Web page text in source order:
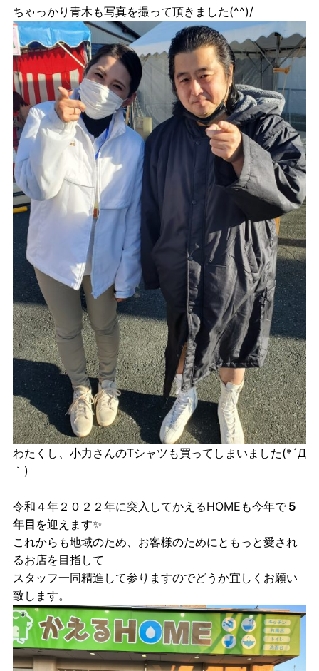
ちゃっかり青木も写真を撮って頂きました(^^)/
わたくし、小力さんのTシャツも買ってしまいました(*´Д
｀)
令和４年２０２２年に突入してかえるHOMEも今年で５
年目 を迎えます✨
これからも地域のため、お客様のためにともっと愛され
るお店を目指して
スタッフ一同精進して参りますのでどうか宜しくお願い
致します。